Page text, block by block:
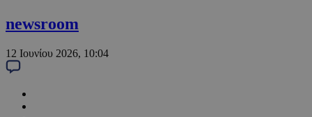
newsroom
12 Ιουνίου 2026, 10:04